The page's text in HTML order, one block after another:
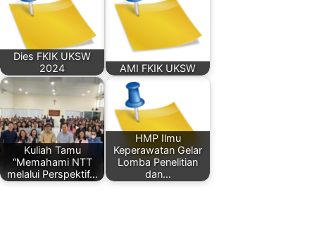
Dies FKIK UKSW
2024
AMI FKIK UKSW
Kuliah Tamu
“Memahami NTT
melalui Perspektif…
HMP Ilmu
Keperawatan Gelar
Lomba Penelitian
dan…